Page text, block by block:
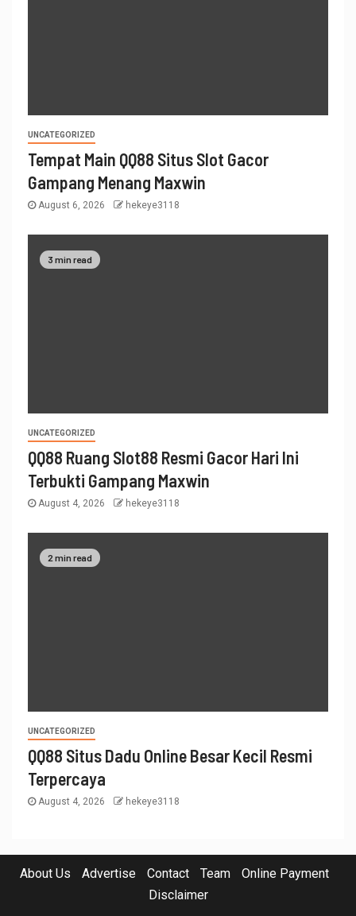
UNCATEGORIZED
Tempat Main QQ88 Situs Slot Gacor
Gampang Menang Maxwin
August 6, 2026 hekeye3118
3 min read
UNCATEGORIZED
QQ88 Ruang Slot88 Resmi Gacor Hari Ini
Terbukti Gampang Maxwin
August 4, 2026 hekeye3118
2 min read
UNCATEGORIZED
QQ88 Situs Dadu Online Besar Kecil Resmi
Terpercaya
August 4, 2026 hekeye3118
About Us Advertise Contact Team
Online Payment
Disclaimer